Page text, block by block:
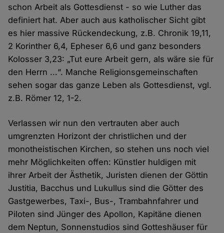
schon Arbeit als Gottesdienst - so wie Luther das
definiert hat. Aber auch aus katholischer Sicht gibt
es hier massive Rückendeckung, z.B. Chronik 19,11,
2 Korinther 6,4, Epheser 6,6 und ganz besonders
Kolosser 3,23: „Tut eure Arbeit gern, als wäre sie für
den Herrn ...“. Manche Religionsgemeinschaften
sehen sogar das ganze Leben als Gottesdienst, vgl.
z.B. Römer 12, 1-2.
Verlassen wir nun den vertrauten aber auch
umgrenzten Horizont der christlichen und der
monotheistischen Kirchen, so stehen uns noch viel
mehr Möglichkeiten offen: Künstler huldigen mit
ihrer Arbeit der Ästhetik, Juristen dienen der Göttin
Justitia, Bacchus und Lukullus sind die Götter des
Gastgewerbes, Taxi-, Bus-, Trambahnfahrer und
Piloten sind Jünger des Apollon, Kapitäne dienen
dem Neptun, Sonnenstudios sind Gotteshäuser für